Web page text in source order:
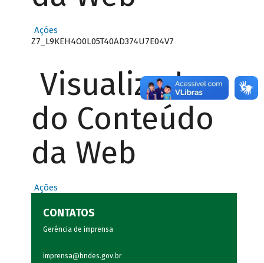
Ações
Z7_L9KEH4O0L05T40AD374U7E04V7
Visualizador
do Conteúdo
da Web
Ações
CONTATOS
Gerência de imprensa
imprensa@bndes.gov.br